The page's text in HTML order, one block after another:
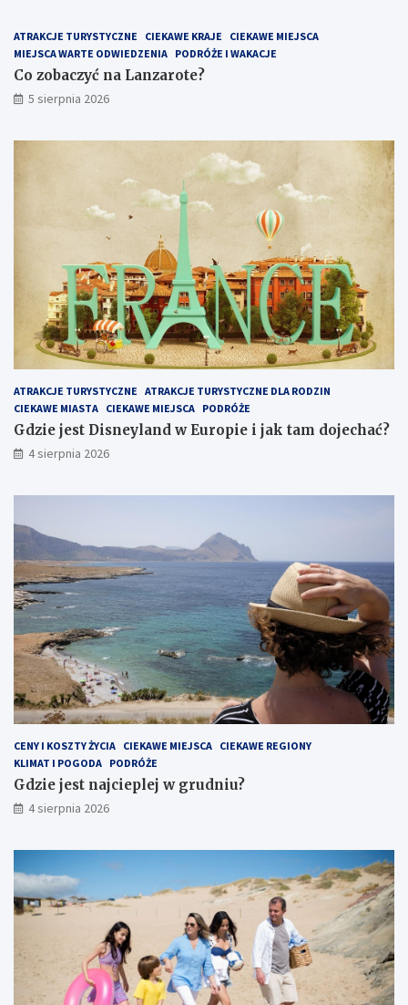
ATRAKCJE TURYSTYCZNE CIEKAWE KRAJE
CIEKAWE MIEJSCA
MIEJSCA WARTE ODWIEDZENIA PODRÓŻE I WAKACJE
Co zobaczyć na Lanzarote?
5 sierpnia 2026
ATRAKCJE TURYSTYCZNE ATRAKCJE TURYSTYCZNE DLA RODZIN
CIEKAWE MIASTA CIEKAWE MIEJSCA PODRÓŻE
Gdzie jest Disneyland w Europie i jak tam dojechać?
4 sierpnia 2026
CENY I KOSZTY ŻYCIA CIEKAWE MIEJSCA CIEKAWE REGIONY
KLIMAT I POGODA PODRÓŻE
Gdzie jest najcieplej w grudniu?
4 sierpnia 2026